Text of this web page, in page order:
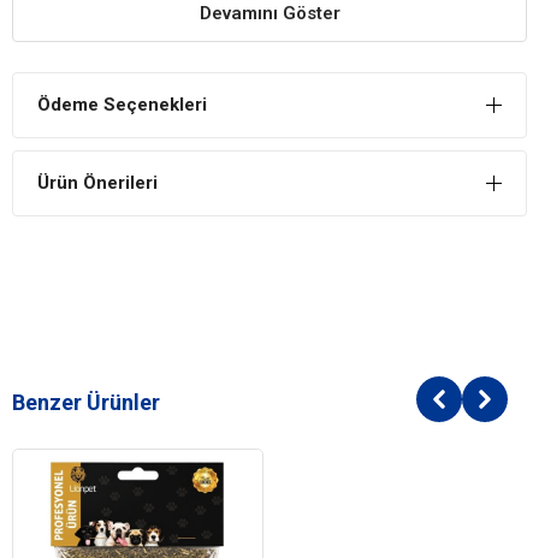
fonksiyonu için kullanılabilir.
Tüy Sağlığını Destekler
dökümü sorunu olan hayvanlarda problemi azaltır, tüyler daha
İÇİNDEKİLER
Omega 3 yağ asitleri
Omega 6 yağ asitleri
DHA + EPA
Moisture
Devamını Göster
Ödeme Seçenekleri
Ürün Önerileri
Benzer Ürünler